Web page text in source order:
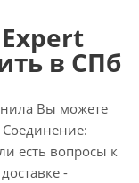
в СПб
Вы можете
Соединение:
есть вопросы к
-